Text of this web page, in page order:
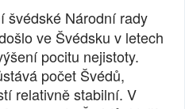
švédské Národní rady
ve Švédsku v letech
pocitu nejistoty.
počet Švédů,
relativně stabilní. V